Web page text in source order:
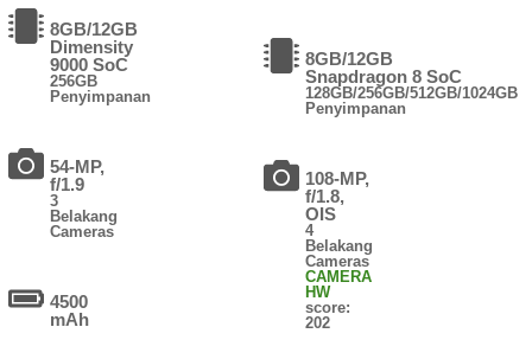
8GB/12GB
Dimensity
9000 SoC
256GB
Penyimpanan
54-MP,
f/1.9
3
Belakang
Cameras
4500
mAh
8GB/12GB
Snapdragon 8 SoC
128GB/256GB/512GB/1024GB
Penyimpanan
108-MP,
f/1.8,
OIS
4
Belakang
Cameras
CAMERA
HW
score:
202